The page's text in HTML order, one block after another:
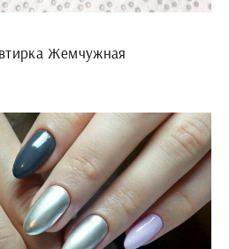
втирка Жемчужная